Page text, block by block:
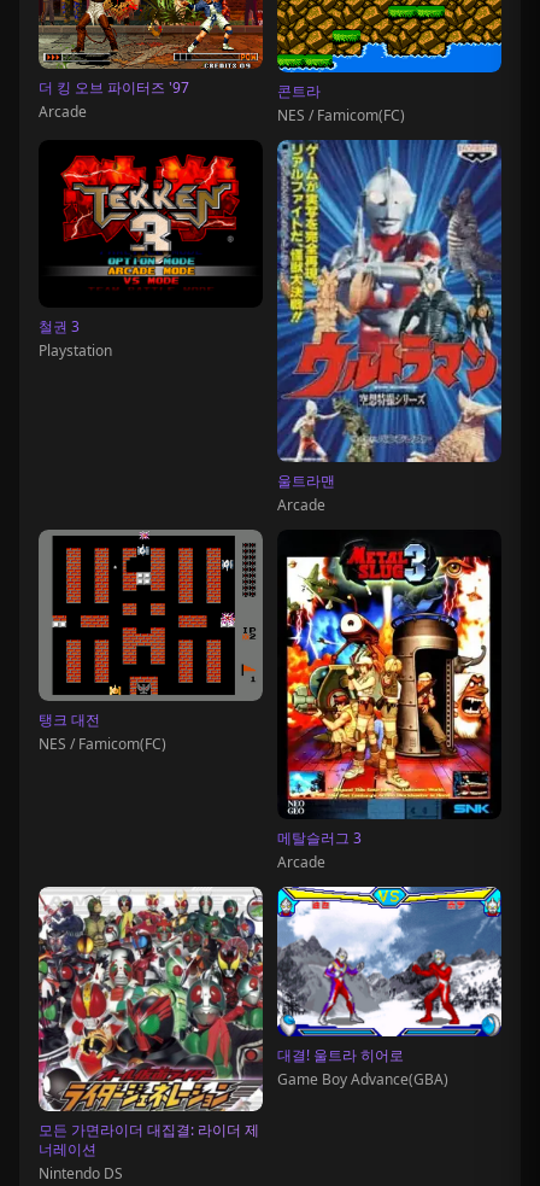
더 킹 오브 파이터즈 '97
Arcade
콘트라
NES / Famicom(FC)
철권 3
Playstation
울트라맨
Arcade
탱크 대전
NES / Famicom(FC)
메탈슬러그 3
Arcade
모든 가면라이더 대집결: 라이더 제
너레이션
Nintendo DS
대결! 울트라 히어로
Game Boy Advance(GBA)